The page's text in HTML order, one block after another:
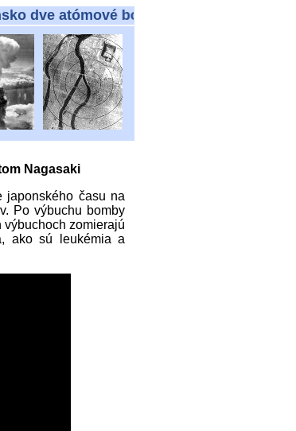
dve atómové bomby
Nagasaki
japonského času na
Po výbuchu bomby
zomierajú
ako sú leukémia a